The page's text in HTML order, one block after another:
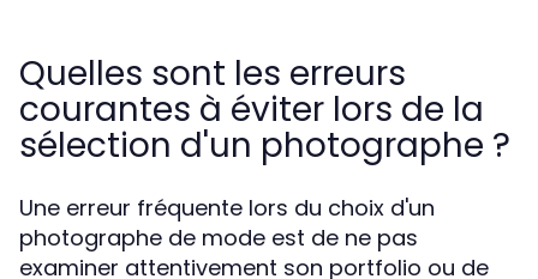
Quelles sont les erreurs
courantes à éviter lors de la
sélection d'un photographe ?
Une erreur fréquente lors du choix d'un
photographe de mode est de ne pas
examiner attentivement son portfolio ou de